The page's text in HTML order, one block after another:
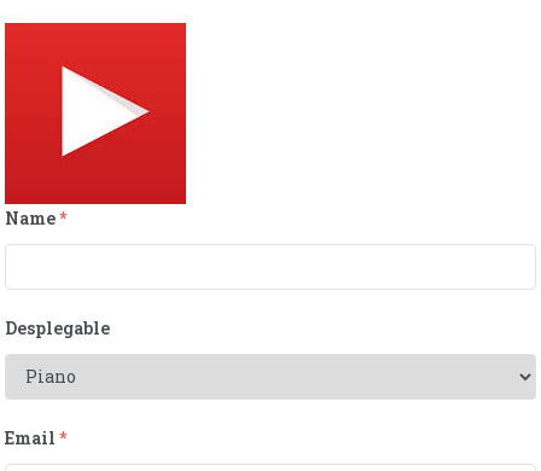
Name*
Desplegable
Email *